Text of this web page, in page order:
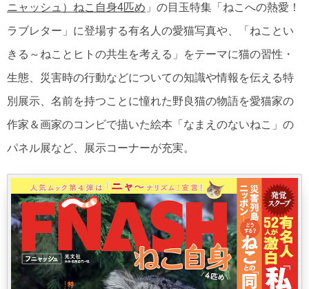
ニャッシュ）ねこ自身4匹め 」の目玉特集「ねこへの熱愛！
ラブレター」に登場する有名人の愛猫写真や、「ねことい
きる～ねことヒトの共生を考える」をテーマに猫の習性・
生態、災害時の行動などについての知識や情報を伝える特
別展示、名前を持つことに憧れた野良猫の物語を愛猫家の
作家＆画家のコンビで描いた絵本「なまえのないねこ」の
パネル展など、展示コーナーが充実。